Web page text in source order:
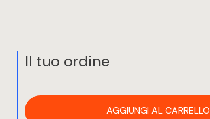
Il tuo ordine
AGGIUNGI AL CARRELLO